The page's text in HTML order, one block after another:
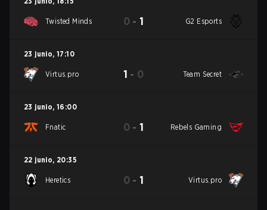
Twisted Minds 0 -1 G2 Esports
23 junio, 17:10
Virtus.pro 1 - 0 Team Secret
23 junio, 16:00
Fnatic 0 -1 Rebels Gaming
22 junio, 20:35
Heretics 0 -1 Virtus.pro